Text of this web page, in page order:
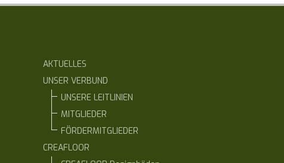
AKTUELLES
UNSER VERBUND
UNSERE LEITLINIEN
MITGLIEDER
FÖRDERMITGLIEDER
CREAFLOOR